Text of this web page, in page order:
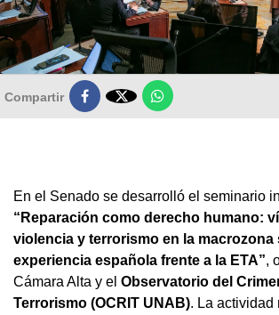
Compartir 
En el Senado se desarrolló el seminario
“Reparación como derecho humano:
violencia y terrorismo en la macrozona
experiencia española frente a la ETA”,
Cámara Alta y el Observatorio del
Terrorismo (OCRIT UNAB). La actividad